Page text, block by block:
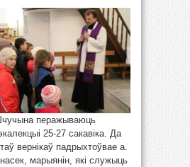
перажываюць
25-27 сакавіка. Да
вернікаў падрыхтоўвае а.
марыянін, які служыць